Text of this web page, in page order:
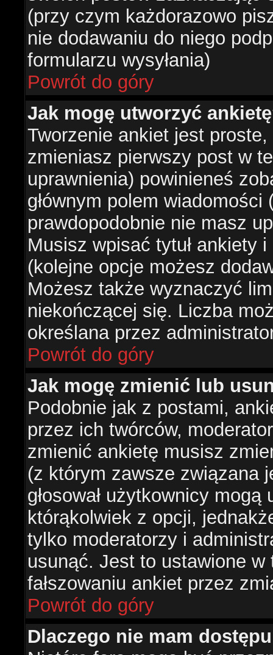
(przy czym każdorazowo
nie dodawaniu do niego
formularzu wysyłania)
Powrót do góry
Jak mogę utworzyć
Tworzenie ankiet jest
zmieniasz pierwszy post w
uprawnienia) powinieneś
głównym polem
prawdopodobnie nie masz
Musisz wpisać tytuł ankiety
(kolejne opcje możesz
Możesz także wyznaczyć
niekończącej się. Liczba
określana przez
Powrót do góry
Jak mogę zmienić lub
Podobnie jak z postami,
przez ich twórców,
zmienić ankietę musisz
(z którym zawsze związana
głosował użytkownicy
którąkolwiek z opcji,
tylko moderatorzy i
usunąć. Jest to ustawione
fałszowaniu ankiet przez
Powrót do góry
Dlaczego nie mam